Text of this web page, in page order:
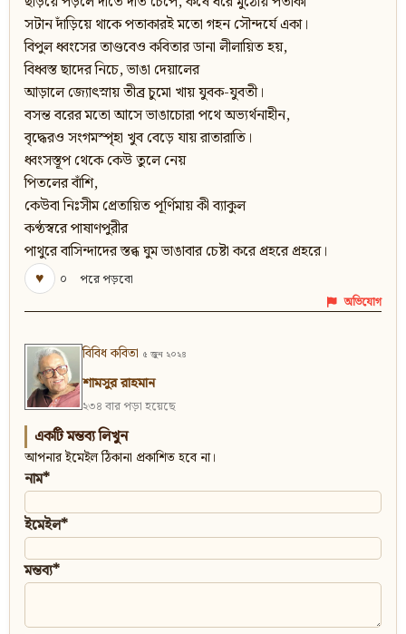
সটান দাঁড়িয়ে থাকে পতাকারই মতো গহন সৌন্দর্যে একা।
বিপুল ধ্বংসের তাণ্ডবেও কবিতার ডানা লীলায়িত হয়,
বিধ্বস্ত ছাদের নিচে, ভাঙা দেয়ালের
আড়ালে জ্যোৎস্নায় তীব্র চুমো খায় যুবক-যুবতী।
বসন্ত বরের মতো আসে ভাঙাচোরা পথে অভ্যর্থনাহীন,
বৃদ্ধেরও সংগমস্পৃহা খুব বেড়ে যায় রাতারাতি।
ধ্বংসস্তূপ থেকে কেউ তুলে নেয়
পিতলের বাঁশি,
কেউবা নিঃসীম প্রেতায়িত পূর্ণিমায় কী ব্যাকুল
কণ্ঠস্বরে পাষাণপুরীর
পাথুরে বাসিন্দাদের স্তব্ধ ঘুম ভাঙাবার চেষ্টা করে প্রহরে প্রহরে।
♥
০ পরে পড়বো
অভিযোগ
বিবিধ কবিতা ৫ জুন ২০২৪
শামসুর রাহমান
২৩৪ বার পড়া হয়েছে
একটি মন্তব্য লিখুন
আপনার ইমেইল ঠিকানা প্রকাশিত হবে না।
নাম*
ইমেইল*
মন্তব্য*